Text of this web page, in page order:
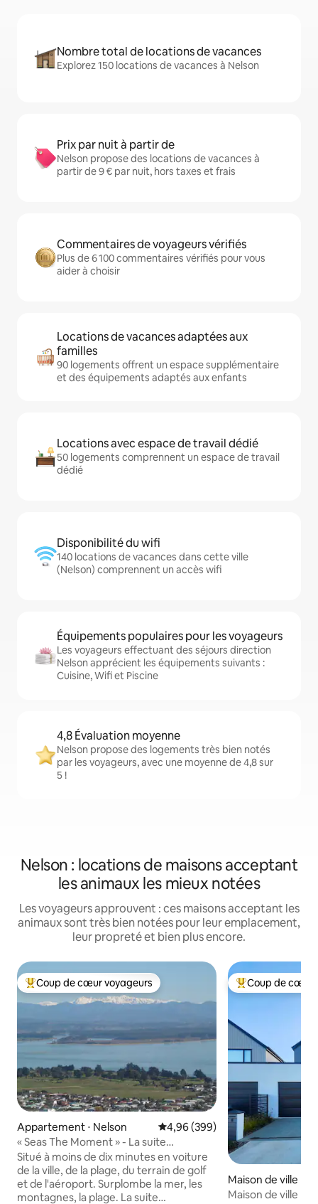
Nombre total de locations de vacances
Explorez 150 locations de vacances à Nelson
Prix par nuit à partir de
Nelson propose des locations de vacances à
partir de 9 € par nuit, hors taxes et frais
Commentaires de voyageurs vérifiés
Plus de 6 100 commentaires vérifiés pour vous
aider à choisir
Locations de vacances adaptées aux
familles
90 logements offrent un espace supplémentaire
et des équipements adaptés aux enfants
Locations avec espace de travail dédié
50 logements comprennent un espace de travail
dédié
Disponibilité du wifi
140 locations de vacances dans cette ville
(Nelson) comprennent un accès wifi
Équipements populaires pour les voyageurs
Les voyageurs effectuant des séjours direction
Nelson apprécient les équipements suivants :
Cuisine, Wifi et Piscine
4,8 Évaluation moyenne
Nelson propose des logements très bien notés
par les voyageurs, avec une moyenne de 4,8 sur
5 !
Nelson : locations de maisons acceptant
les animaux les mieux notées
Les voyageurs approuvent : ces maisons acceptant les
animaux sont très bien notées pour leur emplacement,
leur propreté et bien plus encore.
Coups de cœur voyageurs les plus appréciés
Coup de cœur voyageurs
Appartement ⋅ Nelson Évaluation moyenne sur la
4,96 (399)
« Seas The Moment » - La suite
Commodore
Situé à moins de dix minutes en voiture
de la ville, de la plage, du terrain de golf
et de l'aéroport. Surplombe la mer, les
montagnes, la plage. La suite
Coups de cœur
Coup de cœur
Maison de ville ⋅
Maison de ville